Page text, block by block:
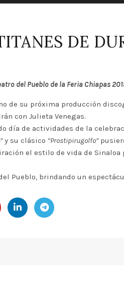
DE
del Pueblo de la Feria Chiapas
de su próxima producción
con Julieta Venegas.
día de actividades de la
y su clásico “Prostipirugolfo”
el estilo de vida de
Pueblo, brindando un